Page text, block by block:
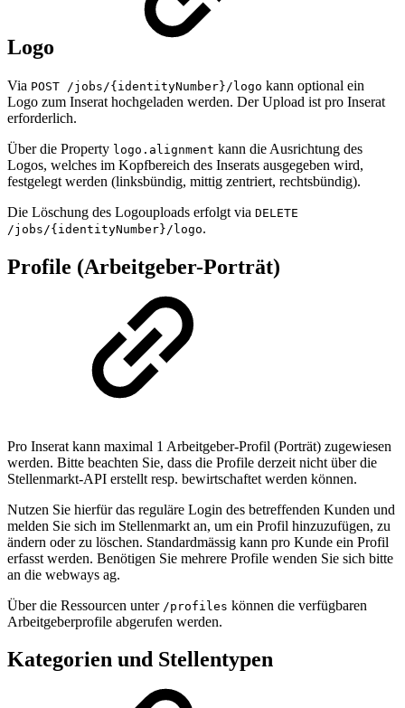
Logo
Via POST /jobs/{identityNumber}/logo kann optional ein
Logo zum Inserat hochgeladen werden. Der Upload ist pro Inserat
erforderlich.
Über die Property logo.alignment kann die Ausrichtung des
Logos, welches im Kopfbereich des Inserats ausgegeben wird,
festgelegt werden (linksbündig, mittig zentriert, rechtsbündig).
Die Löschung des Logouploads erfolgt via DELETE
/jobs/{identityNumber}/logo.
Profile (Arbeitgeber-Porträt)
Pro Inserat kann maximal 1 Arbeitgeber-Profil (Porträt) zugewiesen
werden. Bitte beachten Sie, dass die Profile derzeit nicht über die
Stellenmarkt-API erstellt resp. bewirtschaftet werden können.
Nutzen Sie hierfür das reguläre Login des betreffenden Kunden und
melden Sie sich im Stellenmarkt an, um ein Profil hinzuzufügen, zu
ändern oder zu löschen. Standardmässig kann pro Kunde ein Profil
erfasst werden. Benötigen Sie mehrere Profile wenden Sie sich bitte
an die webways ag.
Über die Ressourcen unter /profiles können die verfügbaren
Arbeitgeberprofile abgerufen werden.
Kategorien und Stellentypen